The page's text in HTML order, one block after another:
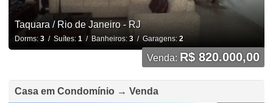
Taquara / Rio de Janeiro - RJ
Dorms: 3/ Suítes: 1/ Banheiros: 3/ Garagens: 2
Venda: R$ 820.000,00
Casa em Condomínio → Venda